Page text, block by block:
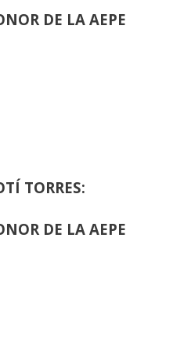
DE LA AEPE
TORRES:
DE LA AEPE